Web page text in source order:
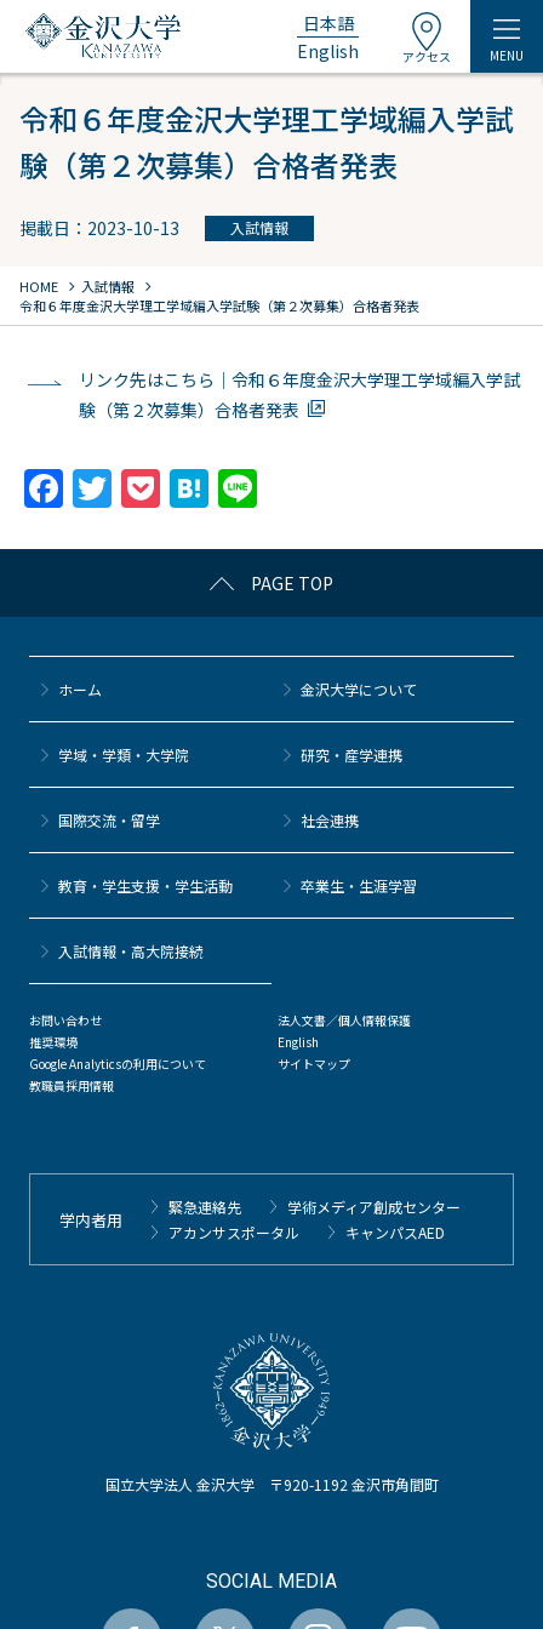
日本語
English
アクセス MENU
令和６年度金沢大学理工学域編入学試
験（第２次募集）合格者発表
掲載日：2023-10-13 入試情報
HOME chevron_right 入試情報 chevron_right
令和６年度金沢大学理工学域編入学試験（第２次募集）合格者発表
リンク先はこちら｜令和６年度金沢大学理工学域編入学試
験（第２次募集）合格者発表
F
c
e
b
o
o
k
T
itt
er
P
c
k
et
H
e
n
a
e
PAGE TOP
国立大学法人 金沢大学 〒920-1192 金沢市角間町
SOCIAL MEDIA
ホーム 金沢大学について
学域・学類・大学院 研究・産学連携
国際交流・留学 社会連携
教育・学生支援・学生活動 卒業生・生涯学習
⼊試情報・高大院接続
お問い合わせ
推奨環境
Google Analyticsの利用について
教職員採用情報
法人文書／個人情報保護
English
サイトマップ
学内者用
緊急連絡先
学術メディア創成センター
アカンサスポータル
キャンパスAED